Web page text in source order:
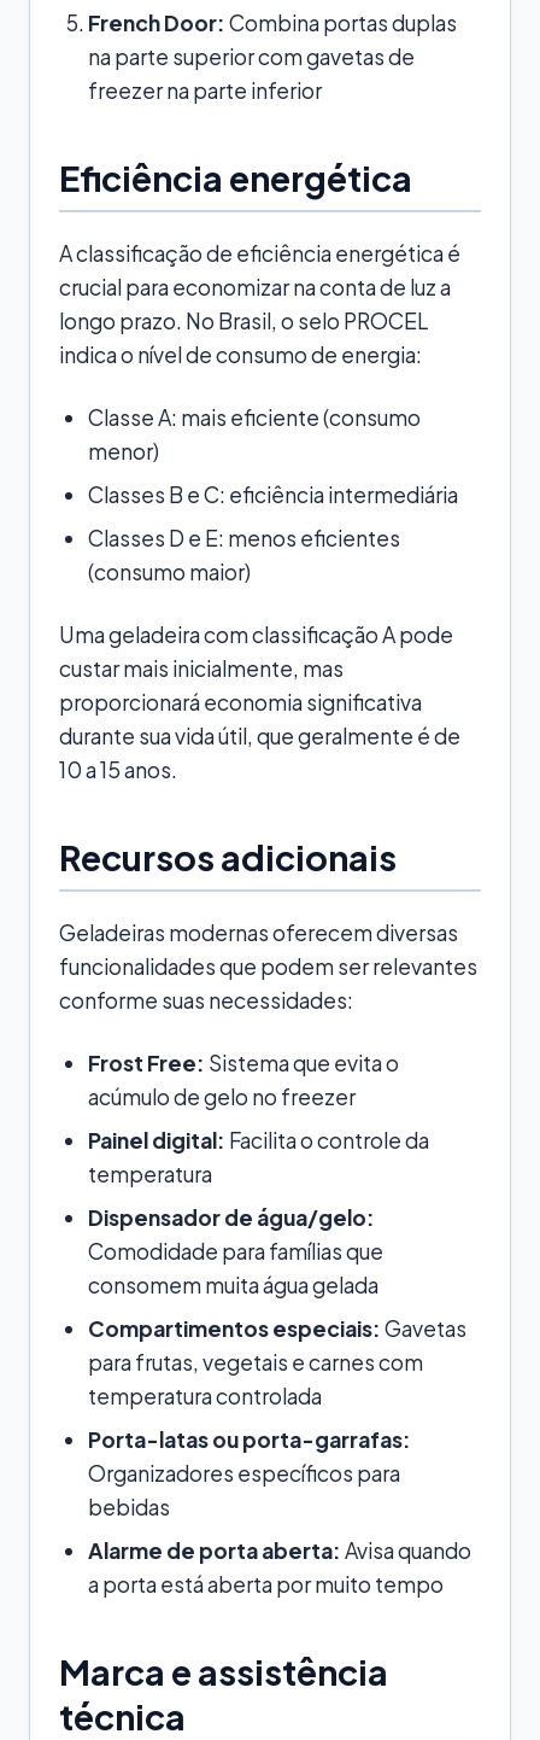
French Door: Combina portas duplas
na parte superior com gavetas de
freezer na parte inferior
Eficiência energética
A classificação de eficiência energética é
crucial para economizar na conta de luz a
longo prazo. No Brasil, o selo PROCEL
indica o nível de consumo de energia:
Classe A: mais eficiente (consumo
menor)
Classes B e C: eficiência intermediária
Classes D e E: menos eficientes
(consumo maior)
Uma geladeira com classificação A pode
custar mais inicialmente, mas
proporcionará economia significativa
durante sua vida útil, que geralmente é de
10 a 15 anos.
Recursos adicionais
Geladeiras modernas oferecem diversas
funcionalidades que podem ser relevantes
conforme suas necessidades:
Frost Free: Sistema que evita o
acúmulo de gelo no freezer
Painel digital: Facilita o controle da
temperatura
Dispensador de água/gelo:
Comodidade para famílias que
consomem muita água gelada
Compartimentos especiais: Gavetas
para frutas, vegetais e carnes com
temperatura controlada
Porta-latas ou porta-garrafas:
Organizadores específicos para
bebidas
Alarme de porta aberta: Avisa quando
a porta está aberta por muito tempo
Marca e assistência
técnica